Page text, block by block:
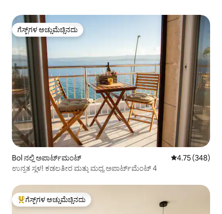
ಗೆಸ್ಟ್‌ಗಳ ಅಚ್ಚುಮೆಚ್ಚಿನದು
ಗೆಸ್ಟ್‌ಗಳ ಅಚ್ಚುಮೆಚ್ಚಿನದು
Bol ನಲ್ಲಿ ಅಪಾರ್ಟ್‌ಮಂಟ್ 5 ರಲ್ಲಿ 4.75
4.75 (348)
ಉನ್ನತ ಸ್ಥಳ! ಕಡಲತೀರ ಮತ್ತು ಮಧ್ಯ ಅಪಾರ್ಟ್‌ಮೆಂಟ್ 4
ಗೆಸ್ಟ್‌ಗಳಿಗೆ ಅತಿ ಹೆಚ್ಚು ಅಚ್ಚುಮೆಚ್ಚಿನದು
ಗೆಸ್ಟ್‌ಗಳ ಅಚ್ಚುಮೆಚ್ಚಿನದು